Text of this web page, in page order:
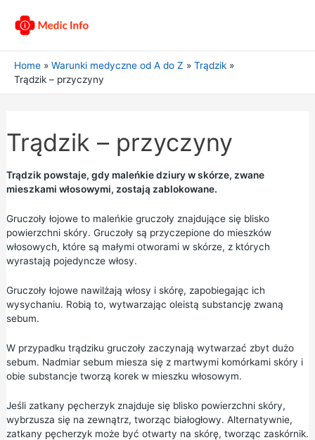
Home Warunki medyczne od A do Z
Trądzik
Trądzik – przyczyny
Trądzik – przyczyny
Trądzik powstaje, gdy maleńkie dziury w skórze, zwane
mieszkami włosowymi, zostają zablokowane.
Gruczoły łojowe to maleńkie gruczoły znajdujące się blisko
powierzchni skóry. Gruczoły są przyczepione do mieszków
włosowych, które są małymi otworami w skórze, z których
wyrastają pojedyncze włosy.
Gruczoły łojowe nawilżają włosy i skórę, zapobiegając ich
wysychaniu. Robią to, wytwarzając oleistą substancję zwaną
sebum.
W przypadku trądziku gruczoły zaczynają wytwarzać zbyt dużo
sebum. Nadmiar sebum miesza się z martwymi komórkami skóry i
obie substancje tworzą korek w mieszku włosowym.
Jeśli zatkany pęcherzyk znajduje się blisko powierzchni skóry,
wybrzusza się na zewnątrz, tworząc białogłowy. Alternatywnie,
zatkany pęcherzyk może być otwarty na skórę, tworząc zaskórnik.